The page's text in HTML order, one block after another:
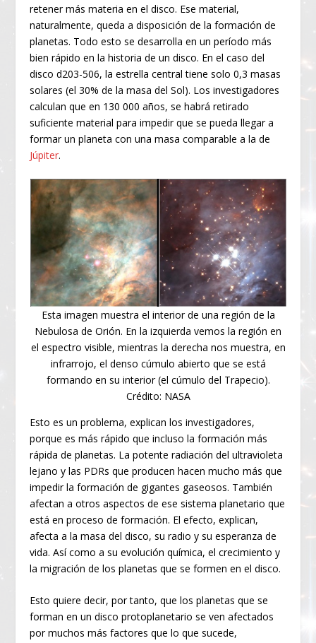
retener más materia en el disco. Ese material,
naturalmente, queda a disposición de la formación de
planetas. Todo esto se desarrolla en un período más
bien rápido en la historia de un disco. En el caso del
disco d203-506, la estrella central tiene solo 0,3 masas
solares (el 30% de la masa del Sol). Los investigadores
calculan que en 130 000 años, se habrá retirado
suficiente material para impedir que se pueda llegar a
formar un planeta con una masa comparable a la de
Júpiter.
Esta imagen muestra el interior de una región de la
Nebulosa de Orión. En la izquierda vemos la región en
el espectro visible, mientras la derecha nos muestra, en
infrarrojo, el denso cúmulo abierto que se está
formando en su interior (el cúmulo del Trapecio).
Crédito: NASA
Esto es un problema, explican los investigadores,
porque es más rápido que incluso la formación más
rápida de planetas. La potente radiación del ultravioleta
lejano y las PDRs que producen hacen mucho más que
impedir la formación de gigantes gaseosos. También
afectan a otros aspectos de ese sistema planetario que
está en proceso de formación. El efecto, explican,
afecta a la masa del disco, su radio y su esperanza de
vida. Así como a su evolución química, el crecimiento y
la migración de los planetas que se formen en el disco.
Esto quiere decir, por tanto, que los planetas que se
forman en un disco protoplanetario se ven afectados
por muchos más factores que lo que sucede,